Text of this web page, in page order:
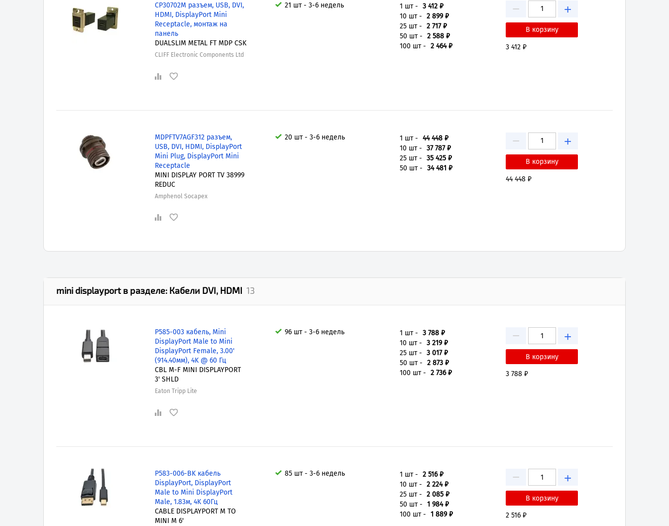
CP30702M разъем, USB, DVI,
HDMI, DisplayPort Mini
Receptacle, монтаж на
панель
DUALSLIM METAL FT MDP CSK
CLIFF Electronic Components Ltd
21 шт - 3-6 недель 1 шт - 3 412 ₽
10 шт - 2 899 ₽
25 шт - 2 717 ₽
50 шт - 2 588 ₽
100 шт - 2 464 ₽
− +
3 412 ₽
MDPFTV7AGF312 разъем,
USB, DVI, HDMI, DisplayPort
Mini Plug, DisplayPort Mini
Receptacle
MINI DISPLAY PORT TV 38999
REDUC
Amphenol Socapex
20 шт - 3-6 недель 1 шт - 44 448 ₽
10 шт - 37 787 ₽
25 шт - 35 425 ₽
50 шт - 34 481 ₽
− +
44 448 ₽
mini displayportв разделе: Кабели DVI, HDMI 13
P585-003 кабель, Mini
DisplayPort Male to Mini
DisplayPort Female, 3.00'
(914.40мм), 4K @ 60 Гц
CBL M-F MINI DISPLAYPORT
3' SHLD
Eaton Tripp Lite
96 шт - 3-6 недель 1 шт - 3 788 ₽
10 шт - 3 219 ₽
25 шт - 3 017 ₽
50 шт - 2 873 ₽
100 шт - 2 736 ₽
− +
3 788 ₽
P583-006-BK кабель
DisplayPort, DisplayPort
Male to Mini DisplayPort
Male, 1.83м, 4K 60Гц
CABLE DISPLAYPORT M TO
MINI M 6'
85 шт - 3-6 недель 1 шт - 2 516 ₽
10 шт - 2 224 ₽
25 шт - 2 085 ₽
50 шт - 1 984 ₽
100 шт - 1 889 ₽
− +
2 516 ₽